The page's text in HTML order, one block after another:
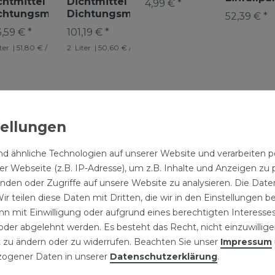
€ *
| 51,80 € / Liter
Dichtungsmittel
Flüssigdichtmittel
Heizungsanlagen
101,19 € *
2 Liter | 50,60 € / Liter
Heizungsreiniger
Reiniger Heizung
4,99 € *
passend
52,39 € *
DATEN
ähnliche Technologien auf unserer Website und verarbeiten
Webseite (z.B. IP-Adresse), um z.B. Inhalte und Anzeigen zu
oder Zugriffe auf unsere Website zu analysieren. Die
teilen diese Daten mit Dritten, die wir in den Einstellungen
mit Einwilligung oder aufgrund eines berechtigten
abgelehnt werden. Es besteht das Recht, nicht
ändern oder zu widerrufen. Beachten Sie unser Impressum
Daten in unserer Daten­schutz­erklärung.